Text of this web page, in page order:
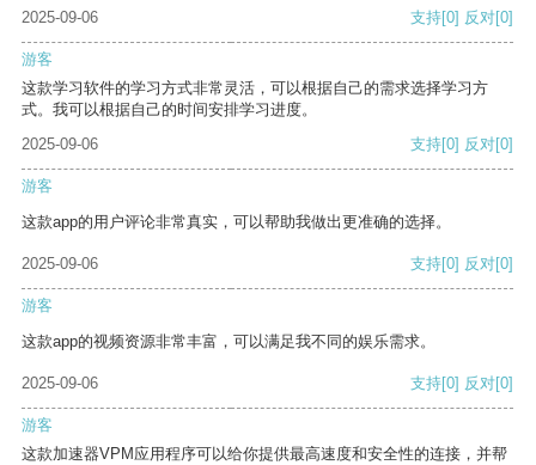
2025-09-06 支持[0] 反对[0]
游客
这款学习软件的学习方式非常灵活，可以根据自己的需求选择学习方
式。我可以根据自己的时间安排学习进度。
2025-09-06
支持[0] 反对[0]
游客
这款app的用户评论非常真实，可以帮助我做出更准确的选择。
2025-09-06 支持[0] 反对[0]
游客
这款app的视频资源非常丰富，可以满足我不同的娱乐需求。
2025-09-06 支持[0] 反对[0]
游客
这款加速器VPM应用程序可以给你提供最高速度和安全性的连接，并帮